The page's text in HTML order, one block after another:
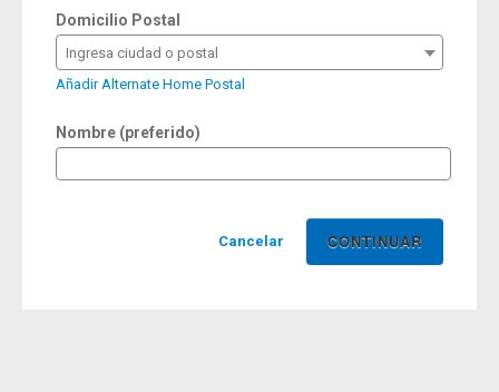
Domicilio Postal
Ingresa ciudad o postal
Añadir Alternate Home Postal
Nombre (preferido)
Cancelar